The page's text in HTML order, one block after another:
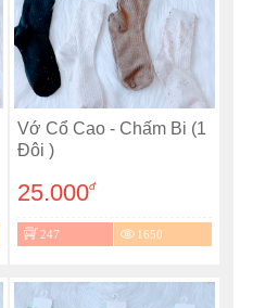
Vớ Cổ Cao - Chấm Bi (1
Đôi )
25.000đ
247 1650